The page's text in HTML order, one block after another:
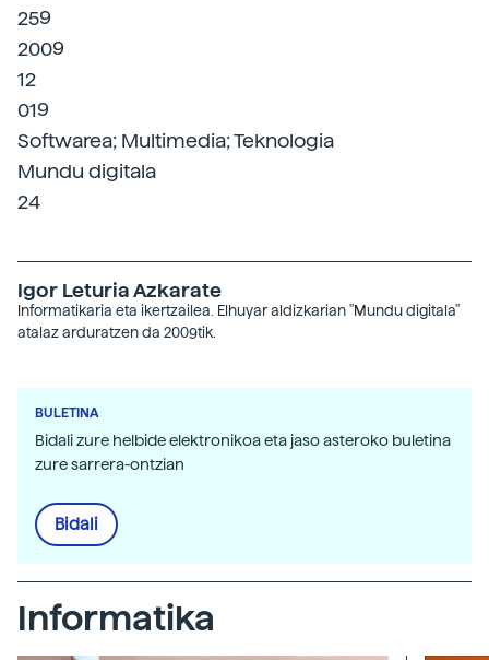
259
2009
12
019
Softwarea; Multimedia; Teknologia
Mundu digitala
24
Igor Leturia Azkarate
Informatikaria eta ikertzailea. Elhuyar aldizkarian "Mundu digitala"
atalaz arduratzen da 2009tik.
BULETINA
Bidali zure helbide elektronikoa eta jaso asteroko buletina
zure sarrera-ontzian
Bidali
Informatika